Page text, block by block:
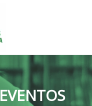
EVENTOS